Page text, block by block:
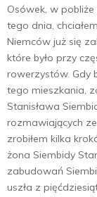
Osówek, w
tego dnia,
Niemców już się
które było przy
rowerzystów. Gdy
tego mieszkania,
Stanisława
rozmawiających
zrobiłem kilka
żona Siembidy
zabudowań
uszła z